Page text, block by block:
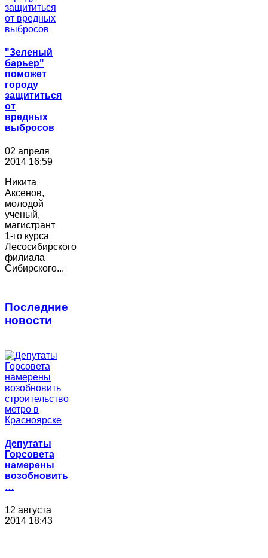
"Зеленый
барьер"
поможет
городу
защититься
от
вредных
выбросов
02 апреля
2014 16:59
Никита
Аксенов,
молодой
ученый,
магистрант
1-го курса
Лесосибирского
филиала
Сибирского...
Последние
новости
Депутаты
Горсовета
намерены
возобновить
…
12 августа
2014 18:43